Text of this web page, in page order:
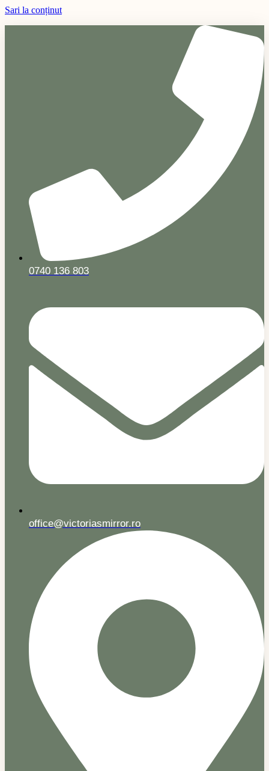
Sari la conținut
0740 136 803
office@victoriasmirror.ro